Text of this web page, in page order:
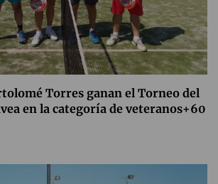
Torres ganan el Torneo del
en la categoría de veteranos+60